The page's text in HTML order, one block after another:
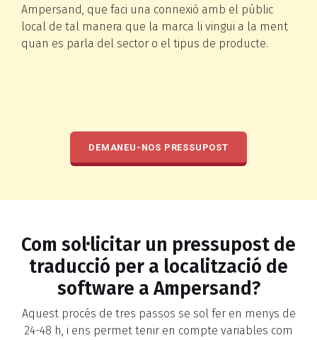
Ampersand, que faci una connexió amb el públic
local de tal manera que la marca li vingui a la ment
quan es parla del sector o el tipus de producte.
DEMANEU-NOS PRESSUPOST
Com sol·licitar un pressupost de
traducció per a localització de
software a Ampersand?
Aquest procés de tres passos se sol fer en menys de
24-48 h, i ens permet tenir en compte variables com